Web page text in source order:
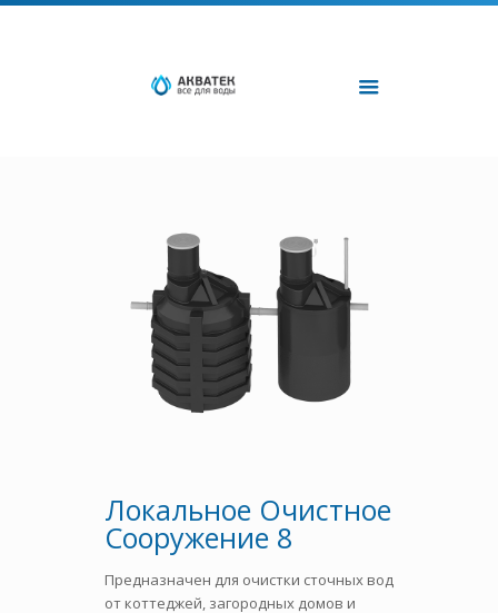
Локальное Очистное
Сооружение 8
Предназначен для очистки сточных вод
от коттеджей, загородных домов и